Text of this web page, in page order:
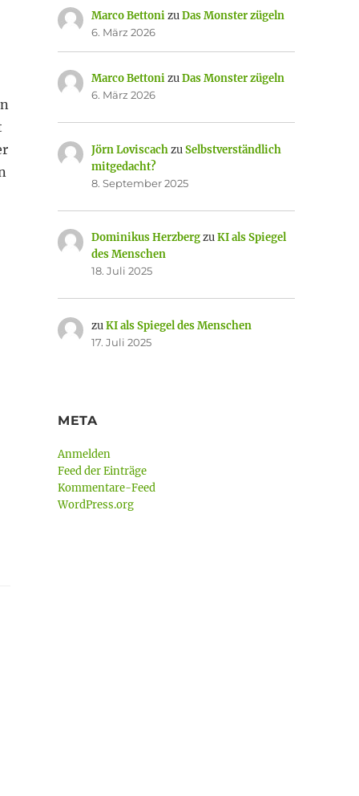
Marco BettonizuDas Monster zügeln
6. März 2026
Marco BettonizuDas Monster zügeln
6. März 2026
Jörn LoviscachzuSelbstverständlich
mitgedacht?
8. September 2025
Dominikus HerzbergzuKI als Spiegel
des Menschen
18. Juli 2025
zuKI als Spiegel des Menschen
17. Juli 2025
META
Anmelden
Feed der Einträge
Kommentare-Feed
WordPress.org